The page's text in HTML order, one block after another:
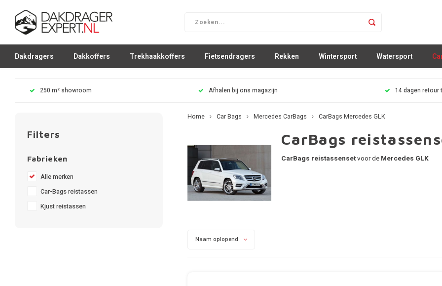
Dakdragers Dakkoffers Trekhaakkoffers Fietsendragers Rekken Wintersport Watersport
250 m² showroom Afhalen bij ons magazijn 14 dagen retour
Filters
Fabrieken
Alle merken
Car-Bags reistassen
Kjust reistassen
Home Car Bags Mercedes CarBags CarBags Mercedes GLK
CarBags
CarBags reistassensetvoor de Mercedes GLK
Naam oplopend